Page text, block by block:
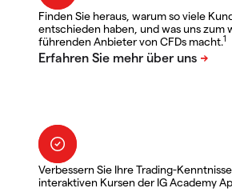
Finden Sie heraus, warum so viele
entschieden haben, und was uns zum
führenden Anbieter von CFDs macht.1
Verbessern Sie Ihre Trading-
interaktiven Kursen der IG Academy